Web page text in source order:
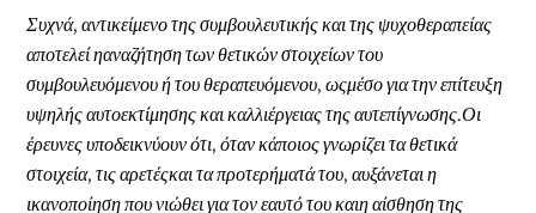
Συχνά, αντικείμενο της συμβουλευτικής και της ψυχοθεραπείας
αποτελεί ηαναζήτηση των θετικών στοιχείων του
συμβουλευόμενου ή του θεραπευόμενου, ωςμέσο για την επίτευξη
υψηλής αυτοεκτίμησης και καλλιέργειας της αυτεπίγνωσης.Οι
έρευνες υποδεικνύουν ότι, όταν κάποιος γνωρίζει τα θετικά
στοιχεία, τις αρετέςκαι τα προτερήματά του, αυξάνεται η
ικανοποίηση που νιώθει για τον εαυτό του καιη αίσθηση της